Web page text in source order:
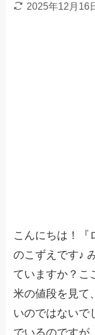
2025年12月16
こんにちは！『
のこずえです♪
ていますか？こ
米の値段を見て
いのではないで